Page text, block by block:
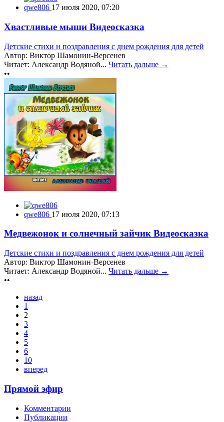
qwe806 17 июля 2020, 07:20
Хвастливые мыши Видеосказка
Детские стихи и поздравления с днем рождения для детей
Автор: Виктор Шамонин-Версенев
Читает: Александр Водяной... Читать дальше →
••
qwe806 17 июля 2020, 07:13
Медвежонок и солнечный зайчик Видеосказка
Детские стихи и поздравления с днем рождения для детей
Автор: Виктор Шамонин-Версенев
Читает: Александр Водяной... Читать дальше →
••
назад
1
2
3
4
5
6
10
вперед
Прямой эфир
Комментарии
Публикации